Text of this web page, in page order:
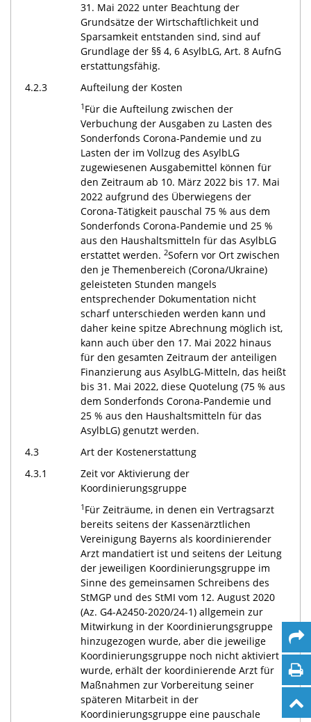
31. Mai 2022 unter Beachtung der
Grundsätze der Wirtschaftlichkeit und
Sparsamkeit entstanden sind, sind auf
Grundlage der §§ 4, 6 AsylbLG, Art. 8 AufnG
erstattungsfähig.
4.2.3
Aufteilung der Kosten
1 Für die Aufteilung zwischen der
Verbuchung der Ausgaben zu Lasten des
Sonderfonds Corona-Pandemie und zu
Lasten der im Vollzug des AsylbLG
zugewiesenen Ausgabemittel können für
den Zeitraum ab 10. März 2022 bis 17. Mai
2022 aufgrund des Überwiegens der
Corona-Tätigkeit pauschal 75 % aus dem
Sonderfonds Corona-Pandemie und 25 %
aus den Haushaltsmitteln für das AsylbLG
erstattet werden. 2Sofern vor Ort zwischen
den je Themenbereich (Corona/Ukraine)
geleisteten Stunden mangels
entsprechender Dokumentation nicht
scharf unterschieden werden kann und
daher keine spitze Abrechnung möglich ist,
kann auch über den 17. Mai 2022 hinaus
für den gesamten Zeitraum der anteiligen
Finanzierung aus AsylbLG-Mitteln, das heißt
bis 31. Mai 2022, diese Quotelung (75 % aus
dem Sonderfonds Corona-Pandemie und
25 % aus den Haushaltsmitteln für das
AsylbLG) genutzt werden.
4.3
Art der Kostenerstattung
4.3.1
Zeit vor Aktivierung der
Koordinierungsgruppe
1 Für Zeiträume, in denen ein Vertragsarzt
bereits seitens der Kassenärztlichen
Vereinigung Bayerns als koordinierender
Arzt mandatiert ist und seitens der Leitung
der jeweiligen Koordinierungsgruppe im
Sinne des gemeinsamen Schreibens des
StMGP und des StMI vom 12. August 2020
(Az. G4-A2450-2020/24-1) allgemein zur
Mitwirkung in der Koordinierungsgruppe
hinzugezogen wurde, aber die jeweilige
Koordinierungsgruppe noch nicht aktiviert
wurde, erhält der koordinierende Arzt für
Maßnahmen zur Vorbereitung seiner
späteren Mitarbeit in der
Koordinierungsgruppe eine pauschale